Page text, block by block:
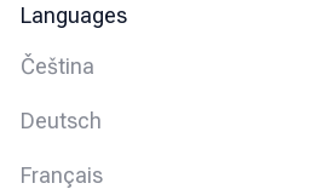
Languages
Čeština
Deutsch
Français